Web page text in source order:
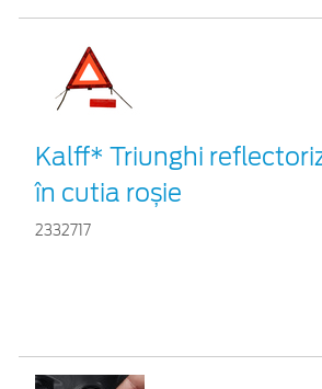
Kalff* Triunghi
în cutia roșie
2332717